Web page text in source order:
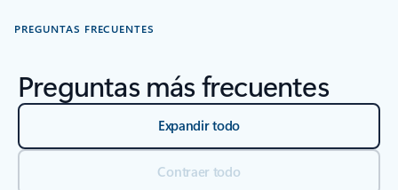
PREGUNTAS FRECUENTES
Preguntas más frecuentes
Expandir todo
Contraer todo